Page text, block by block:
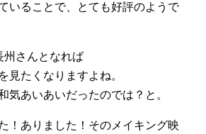
いることで、とても好評のようで
州さんとなれば
見たくなりますよね。
気あいあいだったのでは？と。
！ありました！そのメイキング映